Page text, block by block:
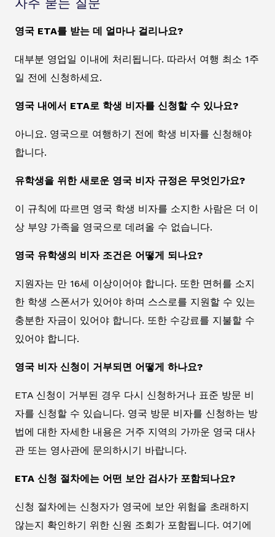
자주 묻는 질문
영국 ETA를 받는 데 얼마나 걸리나요?
대부분 영업일 이내에 처리됩니다. 따라서 여행 최소 1주
일 전에 신청하세요.
영국 내에서 ETA로 학생 비자를 신청할 수 있나요?
아니요. 영국으로 여행하기 전에 학생 비자를 신청해야
합니다.
유학생을 위한 새로운 영국 비자 규정은 무엇인가요?
이 규칙에 따르면 영국 학생 비자를 소지한 사람은 더 이
상 부양 가족을 영국으로 데려올 수 없습니다.
영국 유학생의 비자 조건은 어떻게 되나요?
지원자는 만 16세 이상이어야 합니다. 또한 면허를 소지
한 학생 스폰서가 있어야 하며 스스로를 지원할 수 있는
충분한 자금이 있어야 합니다. 또한 수강료를 지불할 수
있어야 합니다.
영국 비자 신청이 거부되면 어떻게 하나요?
ETA 신청이 거부된 경우 다시 신청하거나 표준 방문 비
자를 신청할 수 있습니다. 영국 방문 비자를 신청하는 방
법에 대한 자세한 내용은 거주 지역의 가까운 영국 대사
관 또는 영사관에 문의하시기 바랍니다.
ETA 신청 절차에는 어떤 보안 검사가 포함되나요?
신청 절차에는 신청자가 영국에 보안 위험을 초래하지
않는지 확인하기 위한 신원 조회가 포함됩니다. 여기에